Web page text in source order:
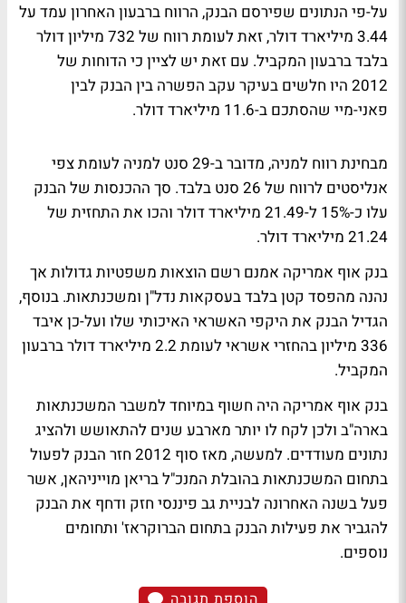
על-פי הנתונים שפירסם הבנק, הרווח ברבעון האחרון עמד על
3.44 מיליארד דולר, זאת לעומת רווח של 732 מיליון דולר
בלבד ברבעון המקביל. עם זאת יש לציין כי הדוחות של
2012 היו חלשים בעיקר עקב הפשרה בין הבנק לבין
פאני-מיי שהסתכם ב-11.6 מיליארד דולר.
מבחינת רווח למניה, מדובר ב-29 סנט למניה לעומת צפי
אנליסטים לרווח של 26 סנט בלבד. סך ההכנסות של הבנק
עלו כ-15% ל-21.49 מיליארד דולר והכו את התחזית של
21.24 מיליארד דולר.
בנק אוף אמריקה אמנם רשם הוצאות משפטיות גדולות אך
נהנה מהפסד קטן בלבד בעסקאות נדל"ן ומשכנתאות. בנוסף,
הגדיל הבנק את היקפי האשראי האיכותי שלו ועל-כן איבד
336 מיליון בהחזרי אשראי לעומת 2.2 מיליארד דולר ברבעון
המקביל.
בנק אוף אמריקה היה חשוף במיוחד למשבר המשכנתאות
בארה"ב ולכן לקח לו יותר מארבע שנים להתאושש ולהציג
נתונים מעודדים. למעשה, מאז סוף 2012 חזר הבנק לפעול
בתחום המשכנתאות בהובלת המנכ"ל בריאן מוייניהאן, אשר
פעל בשנה האחרונה לבניית גב פיננסי חזק ודחף את הבנק
להגביר את פעילות הבנק בתחום הברוקראז' ותחומים
נוספים.